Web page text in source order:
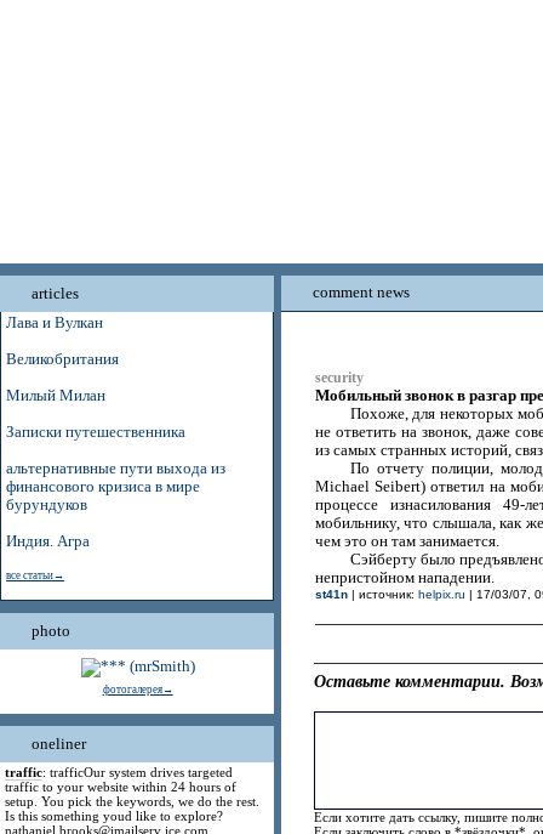
articles
Лава и Вулкан
Великобритания
Милый Милан
Записки путешественника
альтернативные пути выхода из
финансового кризиса в мире
бурундуков
Индия. Агра
все статьи→
photo
фотогалерея→
oneliner
traffic: trafficOur system drives targeted
traffic to your website within 24 hours of
setup. You pick the keywords, we do the rest.
Is this something youd like to explore?
nathaniel.brooks@jmailserv ice.com
comment news
security
Мобильный звонок в разгар
Похоже, для некоторых
не ответить на звонок, даже
из самых странных историй,
По отчету полиции,
Michael Seibert) ответил на
процессе изнасилования
мобильнику, что слышала, как
чем это он там занимается.
Сэйберту было
непристойном нападении.
st41n| источник: helpix.ru | 17/03/07,
Оставьте комментарии.
Если хотите дать ссылку, пишите
Если заключить слово в *звёздочки*,